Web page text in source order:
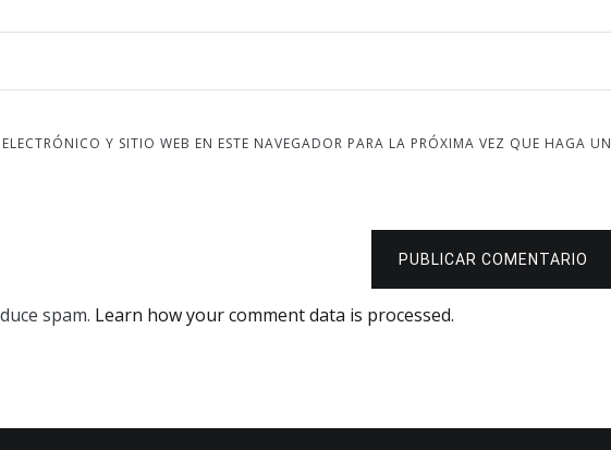
Y SITIO WEB EN ESTE NAVEGADOR PARA LA PRÓXIMA VEZ QUE HAGA UN
PUBLICAR COMENTARIO
spam. Learn how your comment data is processed.